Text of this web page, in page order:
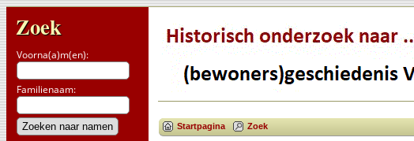
Zoek
Voorna(a)m(en):
Familienaam:
Startpagina Zoek